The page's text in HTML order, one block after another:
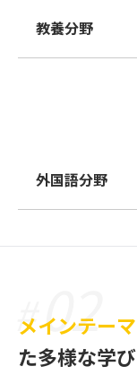
教養分野
外国語分野
#02
メインテーマ
た多様な学び